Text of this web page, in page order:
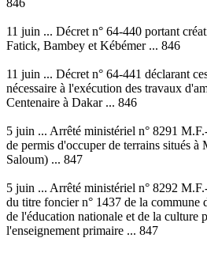
11 juin ... Décret n° 64-440 portant
Fatick, Bambey et Kébémer ... 846
11 juin ... Décret n° 64-441 déclarant
nécessaire à l'exécution des travaux
Centenaire à Dakar ... 846
5 juin ... Arrêté ministériel n° 8291
de permis d'occuper de terrains situés
Saloum) ... 847
5 juin ... Arrêté ministériel n° 8292
du titre foncier n° 1437 de la commune
de l'éducation nationale et de la culture
l'enseignement primaire ... 847